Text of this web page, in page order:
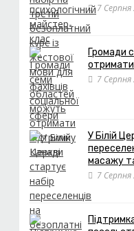
7 Серпня
Громади
7
У Білій
масажу та
7